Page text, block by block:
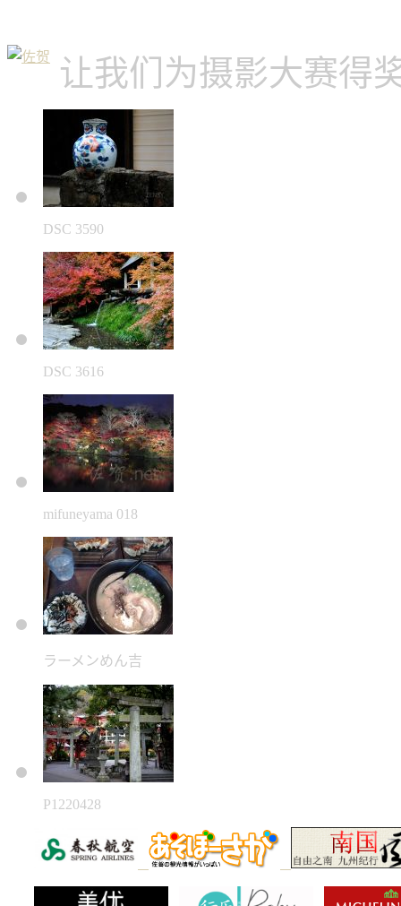
让我们为摄影大赛得
DSC 3590
DSC 3616
mifuneyama 018
ラーメンめん吉
P1220428